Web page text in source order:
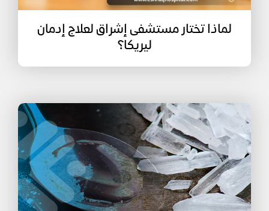
لماذا تختار مستشفى إشراق لعلاج إدمان
ليريكا؟